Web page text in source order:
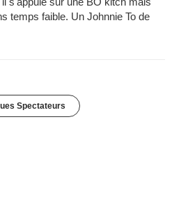
temps faible. Un Johnnie To de
Spectateurs